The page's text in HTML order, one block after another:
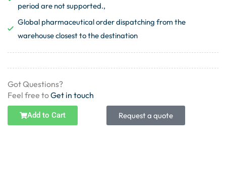
period are not supported.,
Global pharmaceutical order dispatching from the
warehouse closest to the destination
Got Questions?
Feel free toGet in touch
Add to Cart Request a quote